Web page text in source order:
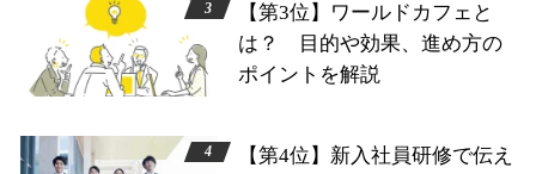
【第3位】ワールドカフェと
は？ 目的や効果、進め方の
ポイントを解説
【第4位】新入社員研修で伝え